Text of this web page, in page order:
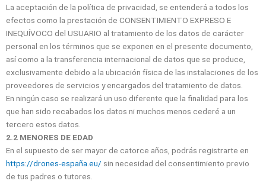
La aceptación de la política de privacidad, se entenderá a todos los
efectos como la prestación de CONSENTIMIENTO EXPRESO E
INEQUÍVOCO del USUARIO al tratamiento de los datos de carácter
personal en los términos que se exponen en el presente documento,
así como a la transferencia internacional de datos que se produce,
exclusivamente debido a la ubicación física de las instalaciones de los
proveedores de servicios y encargados del tratamiento de datos.
En ningún caso se realizará un uso diferente que la finalidad para los
que han sido recabados los datos ni muchos menos cederé a un
tercero estos datos.
2.2 MENORES DE EDAD
En el supuesto de ser mayor de catorce años, podrás registrarte en
https://drones-españa.eu/ sin necesidad del consentimiento previo
de tus padres o tutores.